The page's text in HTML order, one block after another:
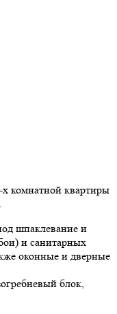
комнатной квартиры
шпаклевание и
и санитарных
оконные и дверные
блок,